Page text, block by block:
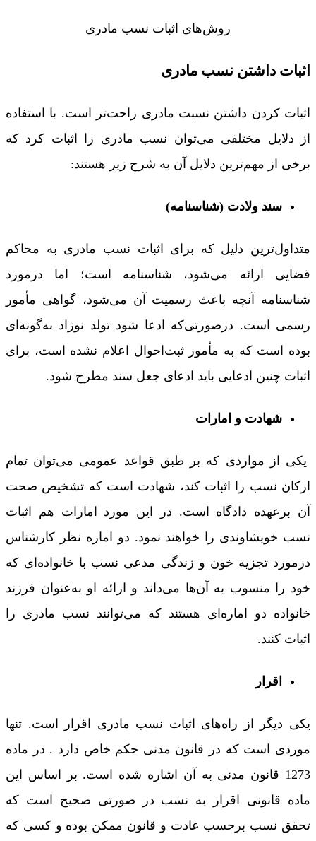
روش‌های اثبات نسب مادری
اثبات داشتن نسب مادری
اثبات کردن داشتن نسبت مادری راحت‌تر است. با استفاده
از دلایل مختلفی می‌توان نسب مادری را اثبات کرد که
برخی از مهم‌ترین دلایل آن به شرح زیر هستند:
سند ولادت (شناسنامه)
متداول‌ترین دلیل که برای اثبات نسب مادری به محاکم
قضایی ارائه می‌شود، شناسنامه است؛ اما درمورد
شناسنامه آنچه باعث رسمیت آن می‌شود، گواهی مأمور
رسمی است. درصورتی‌که ادعا شود تولد نوزاد به‌گونه‌ای
بوده است که به مأمور ثبت‌احوال اعلام نشده است، برای
اثبات چنین ادعایی باید ادعای جعل سند مطرح شود.
شهادت و امارات‌
یکی از مواردی که بر طبق قواعد عمومی می‌توان تمام
ارکان نسب را اثبات کند، شهادت است که تشخیص صحت
آن برعهده دادگاه است. در این مورد امارات هم اثبات
نسب خویشاوندی را خواهند نمود. دو اماره نظر کارشناس
درمورد تجزیه خون و زندگی مدعی نسب با خانواده‌ای که
خود را منسوب به آن‌ها می‌داند و ارائه او به‌عنوان فرزند
خانواده دو اماره‌ای هستند که می‌توانند نسب مادری را
اثبات کنند.
اقرار
یکی دیگر از راه‌های اثبات نسب مادری اقرار است. تنها
موردی است که در قانون مدنی حکم خاص دارد . در ماده
1273 قانون مدنی به آن اشاره شده است. بر اساس این
ماده‌ قانونی اقرار به نسب در صورتی صحیح است که
تحقق نسب برحسب عادت و قانون ممکن بوده و کسی که